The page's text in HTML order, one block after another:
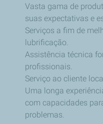
Vasta gama de
suas expectativas e
Serviços a fim de
lubrificação.
Assistência técnica
profissionais.
Serviço ao cliente
Uma longa
com capacidades
problemas.